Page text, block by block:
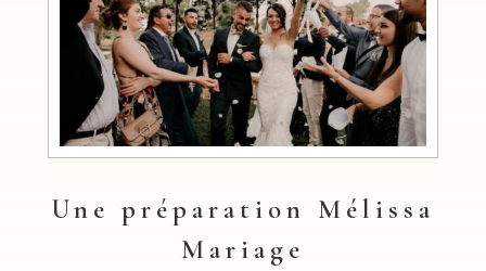
Une préparation Mélissa
Mariage